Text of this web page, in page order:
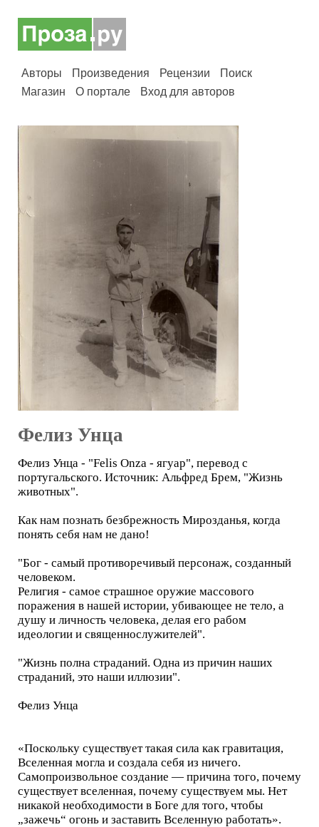
Авторы Произведения Рецензии
Поиск
Магазин
О портале Вход для авторов
Фелиз Унца
Фелиз Унца - "Felis Onza - ягуар", перевод с
португальского. Источник: Альфред Брем, "Жизнь
животных".
Как нам познать безбрежность Мирозданья, когда
понять себя нам не дано!
"Бог - самый противоречивый персонаж, созданный
человеком.
Религия - самое страшное оружие массового
поражения в нашей истории, убивающее не тело, а
душу и личность человека, делая его рабом
идеологии и священнослужителей".
"Жизнь полна страданий. Одна из причин наших
страданий, это наши иллюзии".
Фелиз Унца
«Поскольку существует такая сила как гравитация,
Вселенная могла и создала себя из ничего.
Самопроизвольное создание — причина того, почему
существует вселенная, почему существуем мы. Нет
никакой необходимости в Боге для того, чтобы
„зажечь“ огонь и заставить Вселенную работать».